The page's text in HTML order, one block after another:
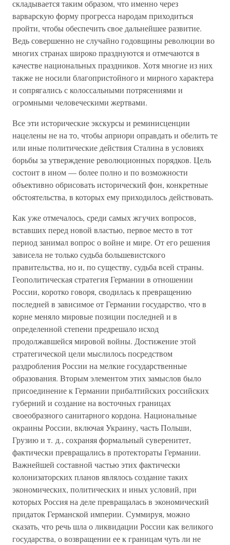
складывается таким образом, что именно через
варварскую форму прогресса народам приходиться
пройти, чтобы обеспечить свое дальнейшее развитие.
Ведь совершенно не случайно годовщины революции во
многих странах широко празднуются и отмечаются в
качестве национальных праздников. Хотя многие из них
также не носили благопристойного и мирного характера
и сопрягались с колоссальными потрясениями и
огромными человеческими жертвами.
Все эти исторические экскурсы и реминисценции
нацелены не на то, чтобы априори оправдать и обелить те
или иные политические действия Сталина в условиях
борьбы за утверждение революционных порядков. Цель
состоит в ином — более полно и по возможности
объективно обрисовать исторический фон, конкретные
обстоятельства, в которых ему приходилось действовать.
Как уже отмечалось, среди самых жгучих вопросов,
вставших перед новой властью, первое место в тот
период занимал вопрос о войне и мире. От его решения
зависела не только судьба большевистского
правительства, но и, по существу, судьба всей страны.
Геополитическая стратегия Германии в отношении
России, коротко говоря, сводилась к превращению
последней в зависимое от Германии государство, что в
корне меняло мировые позиции последней и в
определенной степени предрешало исход
продолжавшейся мировой войны. Достижение этой
стратегической цели мыслилось посредством
раздробления России на мелкие государственные
образования. Вторым элементом этих замыслов было
присоединение к Германии прибалтийских российских
губерний и создание на восточных границах
своеобразного санитарного кордона. Национальные
окраины России, включая Украину, часть Польши,
Грузию и т. д., сохраняя формальный суверенитет,
фактически превращались в протектораты Германии.
Важнейшей составной частью этих фактически
колонизаторских планов являлось создание таких
экономических, политических и иных условий, при
которых Россия на деле превращалась в экономический
придаток Германской империи. Суммируя, можно
сказать, что речь шла о ликвидации России как великого
государства, о возвращении ее к границам чуть ли не